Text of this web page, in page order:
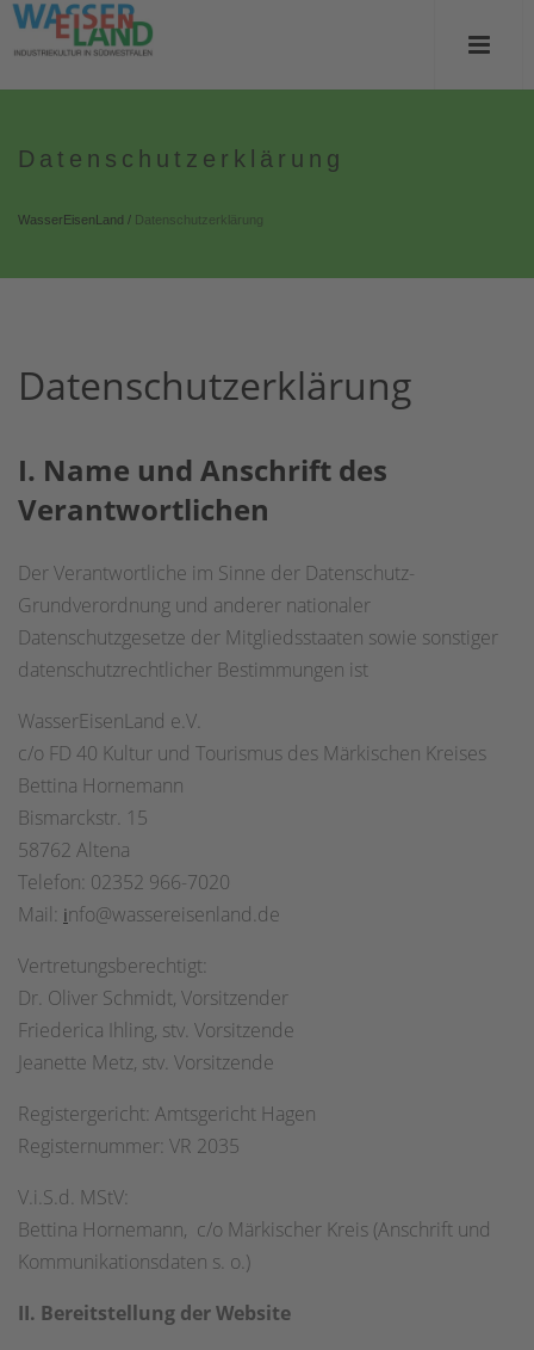
Datenschutzerklärung
WasserEisenLand / Datenschutzerklärung
Datenschutzerklärung
I. Name und Anschrift des
Verantwortlichen
Der Verantwortliche im Sinne der Datenschutz-
Grundverordnung und anderer nationaler
Datenschutzgesetze der Mitgliedsstaaten sowie sonstiger
datenschutzrechtlicher Bestimmungen ist
WasserEisenLand e.V.
c/o FD 40 Kultur und Tourismus des Märkischen Kreises
Bettina Hornemann
Bismarckstr. 15
58762 Altena
Telefon: 02352 966-7020
Mail: info@wassereisenland.de
Vertretungsberechtigt:
Dr. Oliver Schmidt, Vorsitzender
Friederica Ihling, stv. Vorsitzende
Jeanette Metz, stv. Vorsitzende
Registergericht: Amtsgericht Hagen
Registernummer: VR 2035
V.i.S.d. MStV:
Bettina Hornemann, c/o Märkischer Kreis (Anschrift und
Kommunikationsdaten s. o.)
II. Bereitstellung der Website